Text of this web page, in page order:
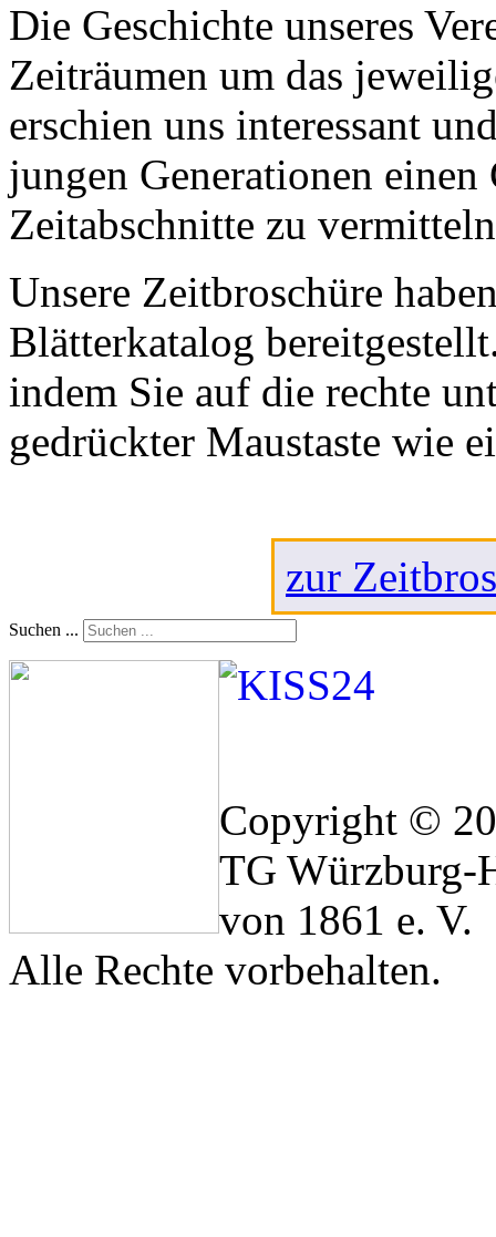
Die Geschichte unseres
Zeiträumen um das
erschien uns interessant
jungen Generationen
Zeitabschnitte zu
Unsere Zeitbroschüre
Blätterkatalog
indem Sie auf die rechte
gedrückter Maustaste wie
zur
Suchen ...
Copyright ©
TG Würzburg-
von 1861 e. V.
Alle Rechte vorbehalten.